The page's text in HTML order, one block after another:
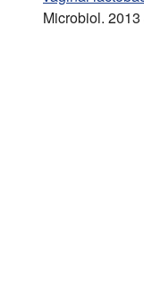
Microbiol.